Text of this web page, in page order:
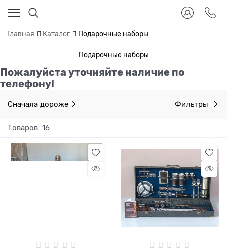
Главная Каталог Подарочные наборы
Подарочные наборы
Пожалуйста уточняйте наличие по
телефону!
Сначала дороже Фильтры
Товаров: 16